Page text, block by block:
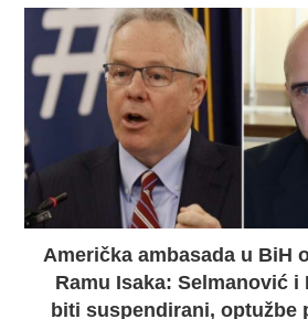
Američka ambasada u BiH
Ramu Isaka: Selmanović i
biti suspendirani, optužbe